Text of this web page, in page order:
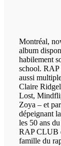
Montréal,
album
habilement
school. RAP
aussi
Claire
Lost,
Zoya – et
dépeignant
les 50 ans
RAP CLUB
famille du